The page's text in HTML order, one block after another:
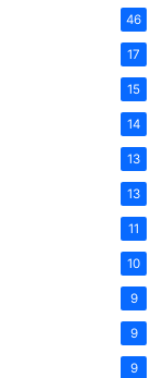
46
17
15
14
13
13
11
10
9
9
9